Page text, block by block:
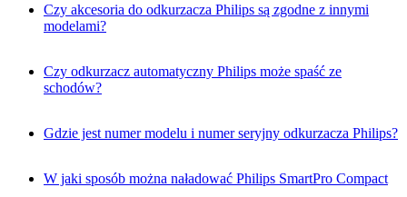
Czy akcesoria do odkurzacza Philips są zgodne z innymi
modelami?
Czy odkurzacz automatyczny Philips może spaść ze
schodów?
Gdzie jest numer modelu i numer seryjny odkurzacza Philips?
W jaki sposób można naładować Philips SmartPro Compact